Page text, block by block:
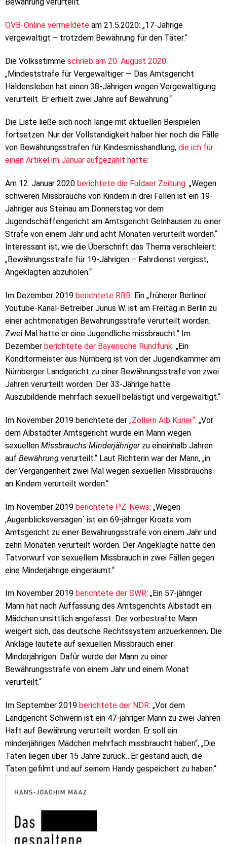
OVB-Online vermeldete am 21.5.2020: „17-Jährige
vergewaltigt – trotzdem Bewährung für den Täter.“
Die Volksstimme schrieb am 20. August 2020:
„Mindeststrafe für Vergewaltiger — Das Amtsgericht
Haldensleben hat einen 38-Jährigen wegen Vergewaltigung
verurteilt. Er erhielt zwei Jahre auf Bewährung.“
Die Liste ließe sich noch lange mit aktuellen Beispielen
fortsetzen. Nur der Vollständigkeit halber hier noch die Fälle
von Bewährungsstrafen für Kindesmisshandlung, die ich für
einen Artikel im Januar aufgezählt hatte:
Am 12. Januar 2020 berichtete die Fuldaer Zeitung: „Wegen
schweren Missbrauchs von Kindern in drei Fällen ist ein 19-
Jähriger aus Steinau am Donnerstag vor dem
Jugendschöffengericht am Amtsgericht Gelnhausen zu einer
Strafe von einem Jahr und acht Monaten verurteilt worden.“
Interessant ist, wie die Überschrift das Thema verschleiert:
„Bewährungsstrafe für 19-Jährigen – Fahrdienst vergisst,
Angeklagten abzuholen.“
Im Dezember 2019 berichtete RBB: Ein „früherer Berliner
Youtube-Kanal-Betreiber Junus W. ist am Freitag in Berlin zu
einer achtmonatigen Bewährungsstrafe verurteilt worden.
Zwei Mal hatte er eine Jugendliche missbraucht.“ Im
Dezember berichtete der Bayerische Rundfunk: „Ein
Konditormeister aus Nürnberg ist von der Jugendkammer am
Nürnberger Landgericht zu einer Bewährungsstrafe von zwei
Jahren verurteilt worden. Der 33-Jährige hatte
Auszubildende mehrfach sexuell belästigt und vergewaltigt.“
Im November 2019 berichtete der „Zollern Alb Kurier“: „Vor
dem Albstädter Amtsgericht wurde ein Mann wegen
sexuellen Missbrauchs Minderjähriger zu eineinhalb Jahren
auf Bewährung verurteilt.“ Laut Richterin war der Mann, „in
der Vergangenheit zwei Mal wegen sexuellen Missbrauchs
an Kindern verurteilt worden.“
Im November 2019 berichtete PZ-News: „Wegen
,Augenblicksversagen´ ist ein 69-jähriger Kroate vom
Amtsgericht zu einer Bewährungsstrafe von einem Jahr und
zehn Monaten verurteilt worden. Der Angeklagte hatte den
Tatvorwurf von sexuellem Missbrauch in zwei Fällen gegen
eine Minderjährige eingeräumt.“
Im November 2019 berichtete der SWR: „Ein 57-jähriger
Mann hat nach Auffassung des Amtsgerichts Albstadt ein
Mädchen unsittlich angefasst. Der vorbestrafte Mann
weigert sich, das deutsche Rechtssystem anzuerkennen. Die
Anklage lautete auf sexuellen Missbrauch einer
Minderjährigen. Dafür wurde der Mann zu einer
Bewährungsstrafe von einem Jahr und einem Monat
verurteilt.“
Im September 2019 berichtete der NDR: „Vor dem
Landgericht Schwerin ist ein 47-jähriger Mann zu zwei Jahren
Haft auf Bewährung verurteilt worden. Er soll ein
minderjähriges Mädchen mehrfach missbraucht haben“, „Die
Taten liegen über 15 Jahre zurück…Er gestand auch, die
Taten gefilmt und auf seinem Handy gespeichert zu haben.“